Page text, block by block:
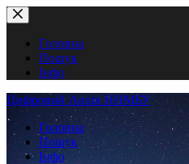
Перейти
до
вмістуГоловна
Пошук
Інфо
Цифровий Архів ННМБУ
Головна
Пошук
Інфо